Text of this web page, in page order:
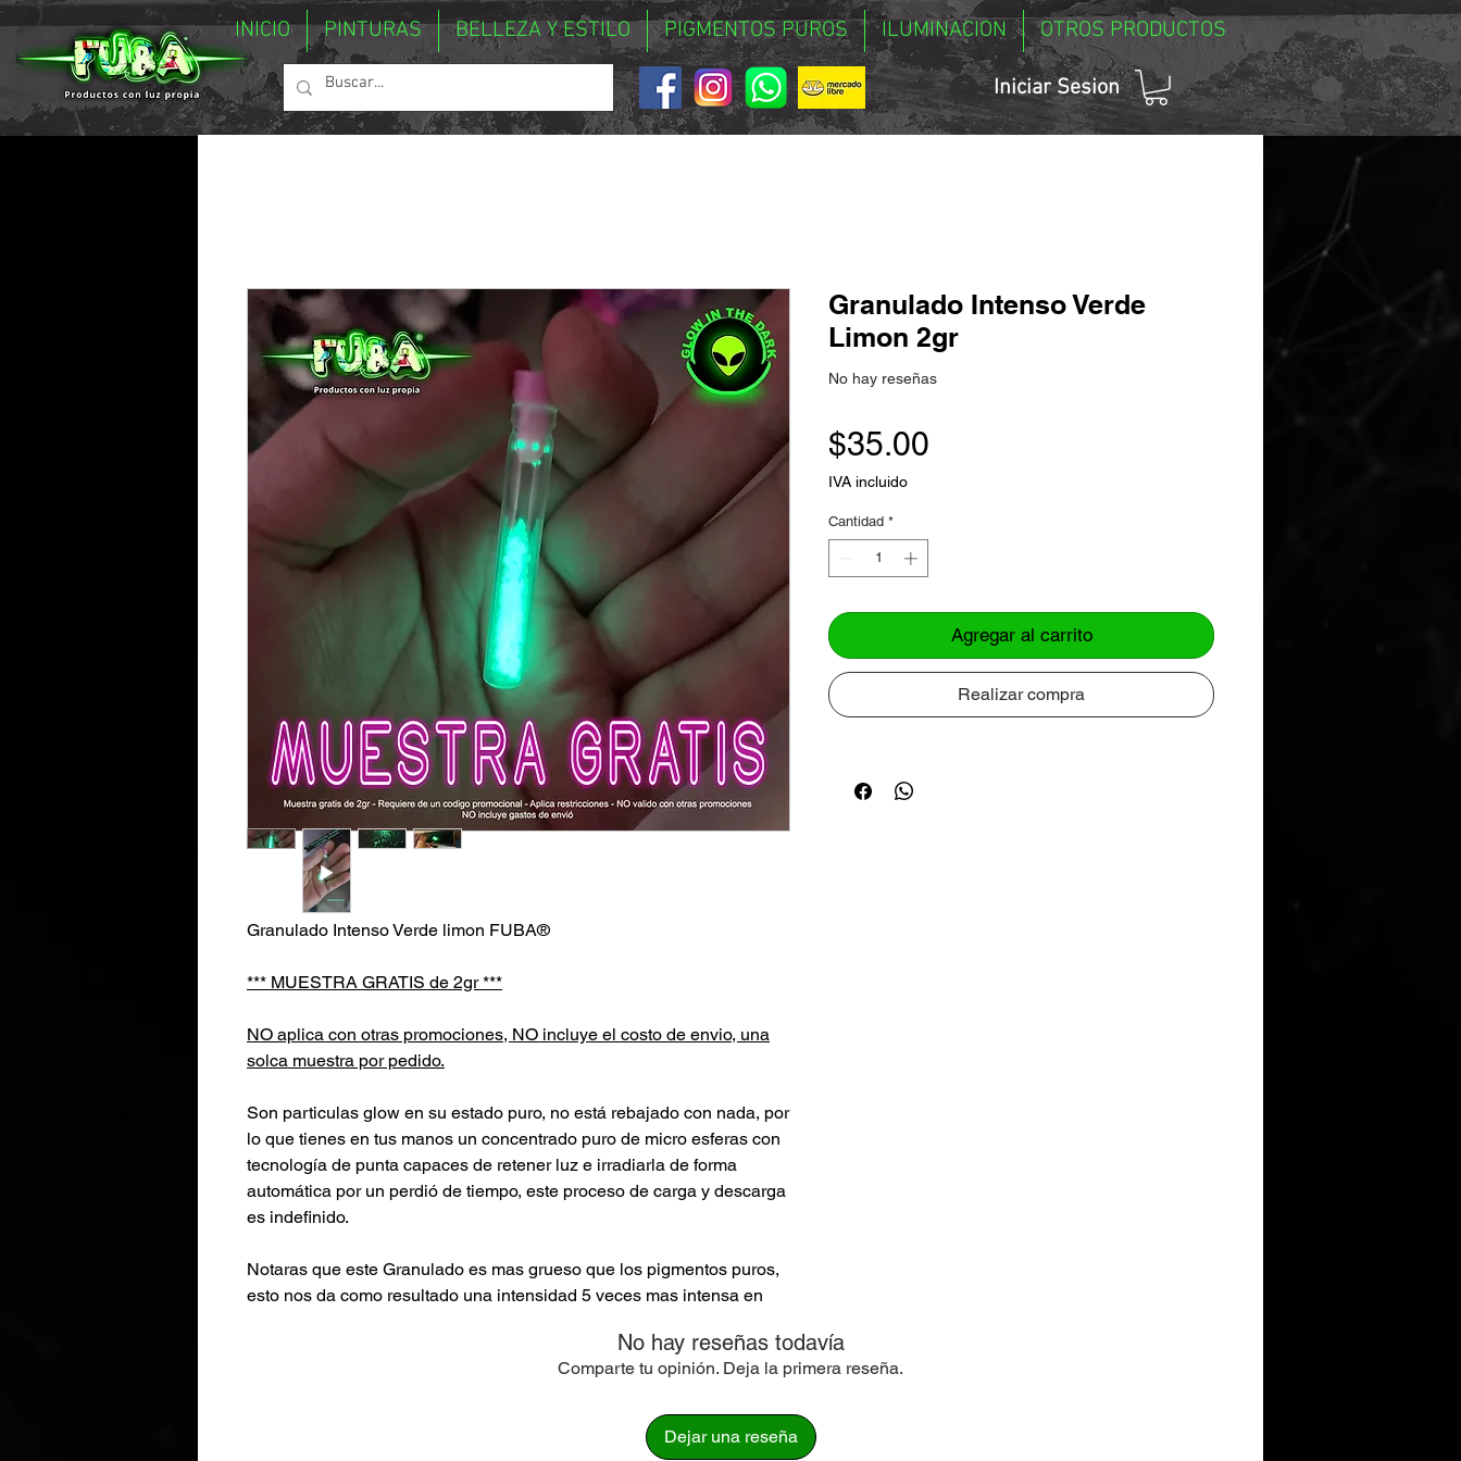
INICIO PINTURAS BELLEZA Y ESTILO PIGMENTOS PUROS ILUMINACION OTROS PRODUCTOS
Iniciar Sesion
Granulado Intenso Verde limon FUBA®
*** MUESTRA GRATIS de 2gr ***
NO aplica con otras promociones, NO incluye el costo de envio, una
solca muestra por pedido.
Son particulas glow en su estado puro, no está rebajado con nada, por
lo que tienes en tus manos un concentrado puro de micro esferas con
tecnología de punta capaces de retener luz e irradiarla de forma
automática por un perdió de tiempo, este proceso de carga y descarga
es indefinido.
Notaras que este Granulado es mas grueso que los pigmentos puros,
esto nos da como resultado una intensidad 5 veces mas intensa en
ser las esferas Glow mas gruesas, tienen la capacidad de absorber
Granulado Intenso Verde
Limon 2gr
No hay reseñas
$35.00
IVA incluido
Cantidad *
Agregar al carrito
Realizar compra
No hay reseñas todavía
Comparte tu opinión. Deja la primera reseña.
Dejar una reseña